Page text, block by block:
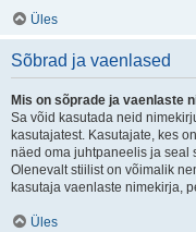
Üles
Sõbrad ja vaenlased
Mis on sõprade ja vaenlaste
Sa võid kasutada neid
kasutajatest. Kasutajate, kes
näed oma juhtpaneelis ja seal
Olenevalt stiilist on võimalik
kasutaja vaenlaste nimekirja,
Üles